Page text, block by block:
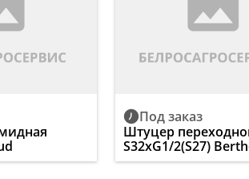
Под заказ
Штуцер
S32xG1/2(S27)